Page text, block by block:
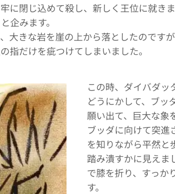
に閉じ込めて殺し、新しく王位に就きま
企みます。
大きな岩を崖の上から落としたのです
指だけを疵つけてしまいました。
この時、ダイバダッ
どうにかして、ブッ
願い出て、巨大な象
ブッダに向けて突進
を知りながら平然と
踏み潰すかに見えま
で膝を折り、すっか
す。